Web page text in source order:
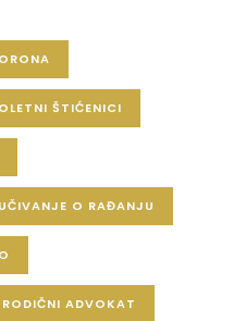
ŠTIĆENICI
O RAĐANJU
ADVOKAT